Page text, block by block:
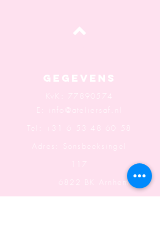
Gegevens
KvK:
77890574
info@ateliersaf.nl
Tel: +31 6 53 48 60 58
Adres: Sonsbeeksingel
117
6822 BK Arnhem